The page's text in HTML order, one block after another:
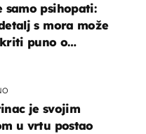
samo psihopati:
s mora može
puno o
je svojim
u vrtu postao